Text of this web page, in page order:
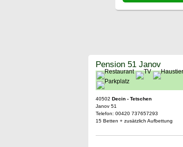
Pension 51 Janov
40502 Decin - Tetschen
Janov 51
Telefon: 00420 737657293
15 Betten + zusätzlich Aufbettung